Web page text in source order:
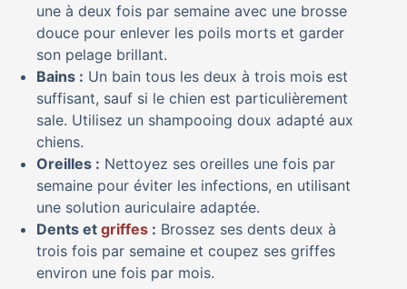
une à deux fois par semaine avec une brosse
douce pour enlever les poils morts et garder
son pelage brillant.
Bains : Un bain tous les deux à trois mois est
suffisant, sauf si le chien est particulièrement
sale. Utilisez un shampooing doux adapté aux
chiens.
Oreilles : Nettoyez ses oreilles une fois par
semaine pour éviter les infections, en utilisant
une solution auriculaire adaptée.
Dents et griffes : Brossez ses dents deux à
trois fois par semaine et coupez ses griffes
environ une fois par mois.